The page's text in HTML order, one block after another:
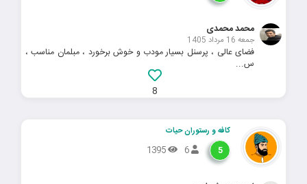
محمد محمدی
جمعه 16 مرداد 1405
فضای عالی ، پرسنل بسیار مودب و خوش برخورد ، مبلمان مناسب ،
س...
8
کافه و رستوران حیات
5